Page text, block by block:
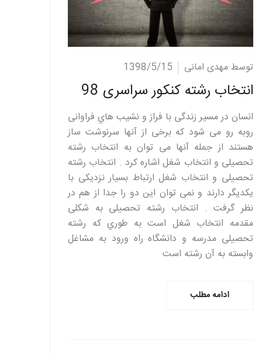
ادامه مطلب توسط مهدی امانی 1398/5/15
انتخاب رشته کنکور سراسری 98
انسان در مسیر زندگی با فراز و نشیب هاي فراوانی
روبه رو می شود که برخی از آنها سرنوشت ساز
هستند از جمله آنها می توان به انتخاب رشته
تحصیلی و انتخاب شغل اشاره کرد . انتخاب رشته
تحصیلی و انتخاب شغل ارتباط بسیار نزدیکی با
یکدیگر دارند و نمی توان این دو را جدا از هم در
نظر گرفت . انتخاب رشته تحصیلی به شکلی
مقدمه انتخاب شغل است به طوري که رشته
تحصیلی مدرسه و دانشگاه راه ورود به مشاغل
وابسته به آن رشته است
ادامه مطلب